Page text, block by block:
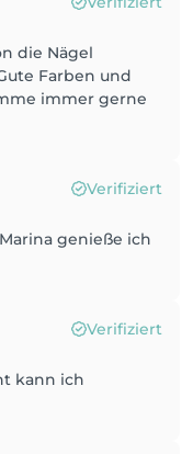
die Nägel
Farben und
immer gerne
Verifiziert
genieße ich
Verifiziert
kann ich